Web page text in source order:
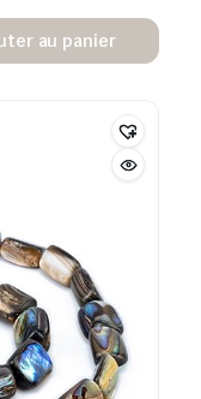
au panier